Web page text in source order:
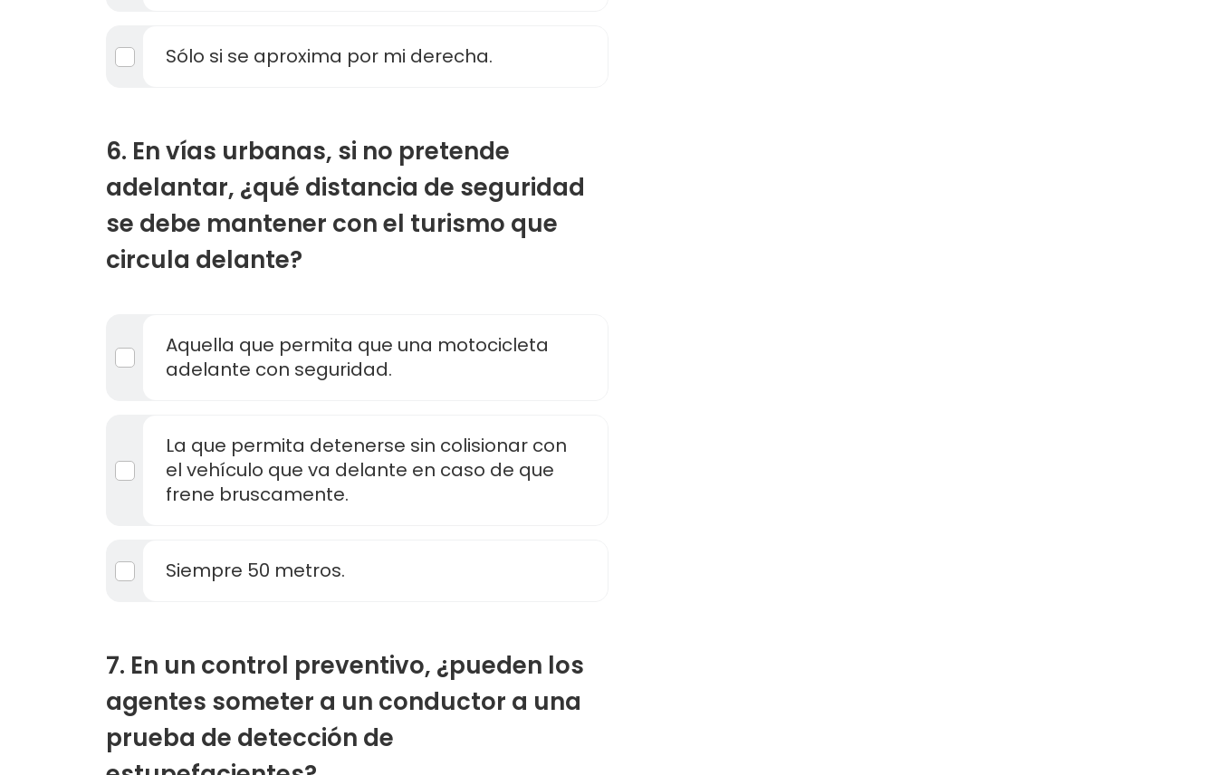
Sólo si se aproxima por mi derecha.
6. En vías urbanas, si no pretende
adelantar, ¿qué distancia de seguridad
se debe mantener con el turismo que
circula delante?
Aquella que permita que una motocicleta
adelante con seguridad.
La que permita detenerse sin colisionar con
el vehículo que va delante en caso de que
frene bruscamente.
Siempre 50 metros.
7. En un control preventivo, ¿pueden los
agentes someter a un conductor a una
prueba de detección de